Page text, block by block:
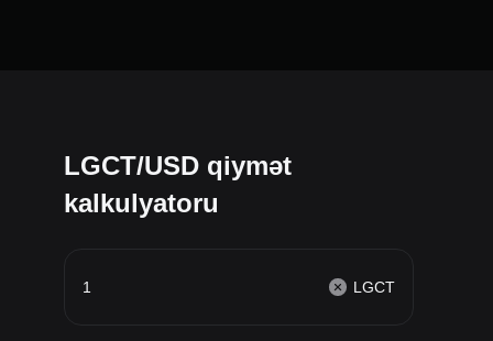
LGCT/USD qiymət
kalkulyatoru
LGCT